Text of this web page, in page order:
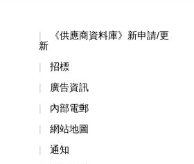
《供應商資料庫》新申請/更
新
招標
廣告資訊
內部電郵
網站地圖
通知